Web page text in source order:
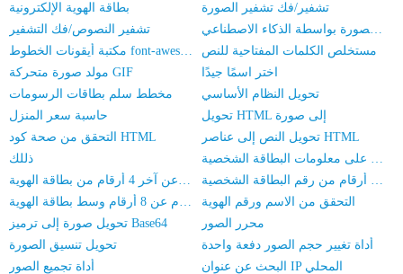
بطاقة الهوية الإلكترونية
تشفير/فك تشفير الصورة
تشفير النصوص/فك التشفير
تبديل الوجه في الصورة بواسطة الذكاء الاصطناعي
مكتبة أيقونات الخطوط font-awesome
مستخلص الكلمات المفتاحية للنص
مولد صورة متحركة GIF
اختر اسمًا جيدًا
مخطط سلم بطاقات الرسومات
تحويل النظام الأساسي
حاسبة سعر المنزل
تحويل HTML إلى صورة
التحقق من صحة كود HTML
تحويل النص إلى عناصر HTML
ذللك
الحصول على معلومات البطاقة الشخصية
استفسار عن آخر 4 أرقام من بطاقة الهوية
استعلام أول 6 أرقام من رقم البطاقة الشخصية
استعلام عن 8 أرقام وسط بطاقة الهوية
التحقق من الاسم ورقم الهوية
تحويل صورة إلى ترميز Base64
محرر الصور
تحويل تنسيق الصورة
أداة تغيير حجم الصور دفعة واحدة
أداة تجميع الصور
البحث عن عنوان IP المحلي